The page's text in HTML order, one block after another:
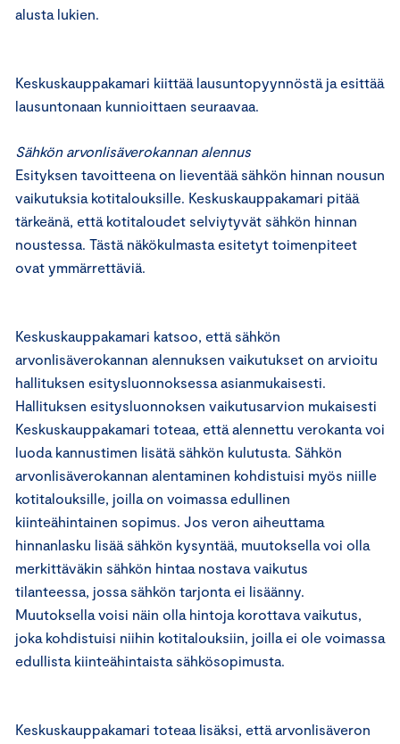
alusta lukien.
Keskuskauppakamari kiittää lausuntopyynnöstä ja esittää
lausuntonaan kunnioittaen seuraavaa.
Sähkön arvonlisäverokannan alennus
Esityksen tavoitteena on lieventää sähkön hinnan nousun
vaikutuksia kotitalouksille. Keskuskauppakamari pitää
tärkeänä, että kotitaloudet selviytyvät sähkön hinnan
noustessa. Tästä näkökulmasta esitetyt toimenpiteet
ovat ymmärrettäviä.
Keskuskauppakamari katsoo, että sähkön
arvonlisäverokannan alennuksen vaikutukset on arvioitu
hallituksen esitysluonnoksessa asianmukaisesti.
Hallituksen esitysluonnoksen vaikutusarvion mukaisesti
Keskuskauppakamari toteaa, että alennettu verokanta voi
luoda kannustimen lisätä sähkön kulutusta. Sähkön
arvonlisäverokannan alentaminen kohdistuisi myös niille
kotitalouksille, joilla on voimassa edullinen
kiinteähintainen sopimus. Jos veron aiheuttama
hinnanlasku lisää sähkön kysyntää, muutoksella voi olla
merkittäväkin sähkön hintaa nostava vaikutus
tilanteessa, jossa sähkön tarjonta ei lisäänny.
Muutoksella voisi näin olla hintoja korottava vaikutus,
joka kohdistuisi niihin kotitalouksiin, joilla ei ole voimassa
edullista kiinteähintaista sähkösopimusta.
Keskuskauppakamari toteaa lisäksi, että arvonlisäveron